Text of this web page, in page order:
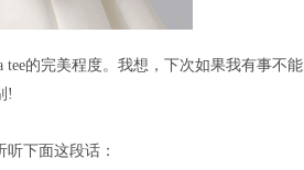
tee的完美程度。我想，下次如果我有事不能
!
下面这段话：